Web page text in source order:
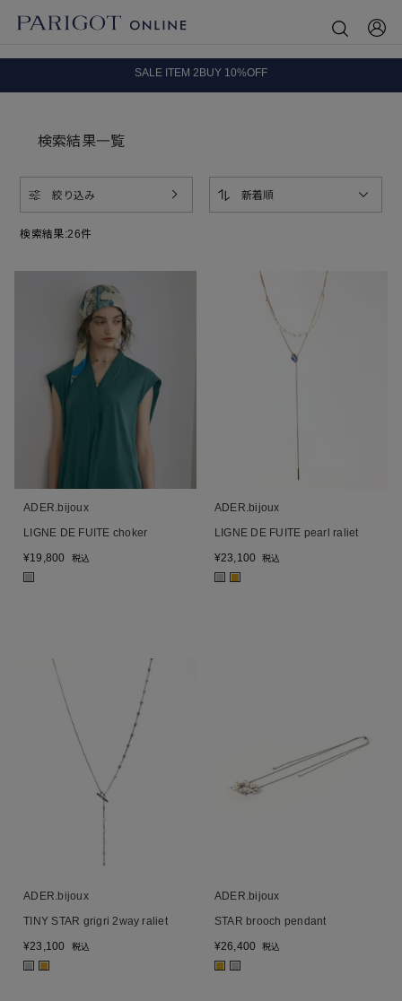
全国送料無料｜全品正規取扱
検索結果一覧
検索結果:26件
絞り込み 新着順
ADER.bijoux
LIGNE DE FUITE choker
¥19,800 税込
ADER.bijoux
LIGNE DE FUITE pearl raliet
¥23,100 税込
ADER.bijoux
TINY STAR grigri 2way raliet
¥23,100 税込
■ ■
ADER.bijoux
STAR brooch pendant
¥26,400 税込
■ ■